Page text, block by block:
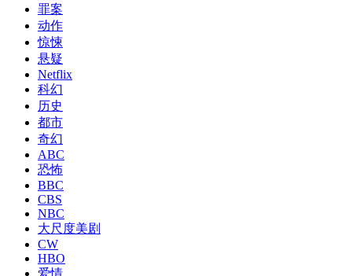
罪案
动作
惊悚
悬疑
Netflix
科幻
历史
都市
奇幻
ABC
恐怖
BBC
CBS
NBC
大尺度美剧
CW
HBO
爱情